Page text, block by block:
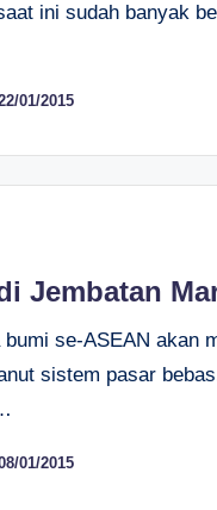
ini sudah banyak
01/2015
Jembatan
se-ASEAN akan
sistem pasar
01/2015